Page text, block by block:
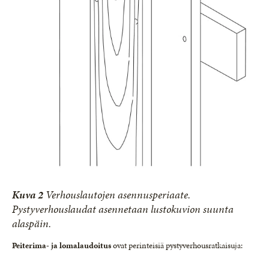
Kuva 2 Verhouslautojen asennusperiaate.
Pystyverhouslaudat asennetaan lustokuvion suunta
alaspäin.
Peiterima- ja lomalaudoitusovat perinteisiä pystyverhousratkaisuja: